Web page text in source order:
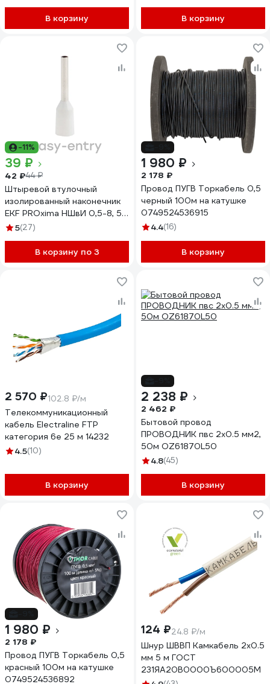
В корзину В корзину
-11%
39 ₽
42 ₽44 ₽
Штыревой втулочный
изолированный наконечник
EKF PROxima НШвИ 0,5-8, 50
шт. nhvi-0.5-8
5(27)
В корзину по 3
1 980 ₽
2 178 ₽
Провод ПУГВ Торкабель 0,5
черный 100м на катушке
0749524536915
4.4(16)
В корзину
2 570 ₽102.8 ₽/м
Телекоммуникационный
кабель Electraline FTP
категория 6е 25 м 14232
4.5(10)
В корзину
2 238 ₽
2 462 ₽
Бытовой провод
ПРОВОДНИК пвс 2x0.5 мм2,
50м OZ61870L50
4.8(45)
В корзину
1 980 ₽
2 178 ₽
Провод ПУГВ Торкабель 0,5
красный 100м на катушке
0749524536892
124 ₽24.8 ₽/м
Шнур ШВВП Камкабель 2x0.5
мм 5 м ГОСТ
231ЯA20B0000Ъ600005М